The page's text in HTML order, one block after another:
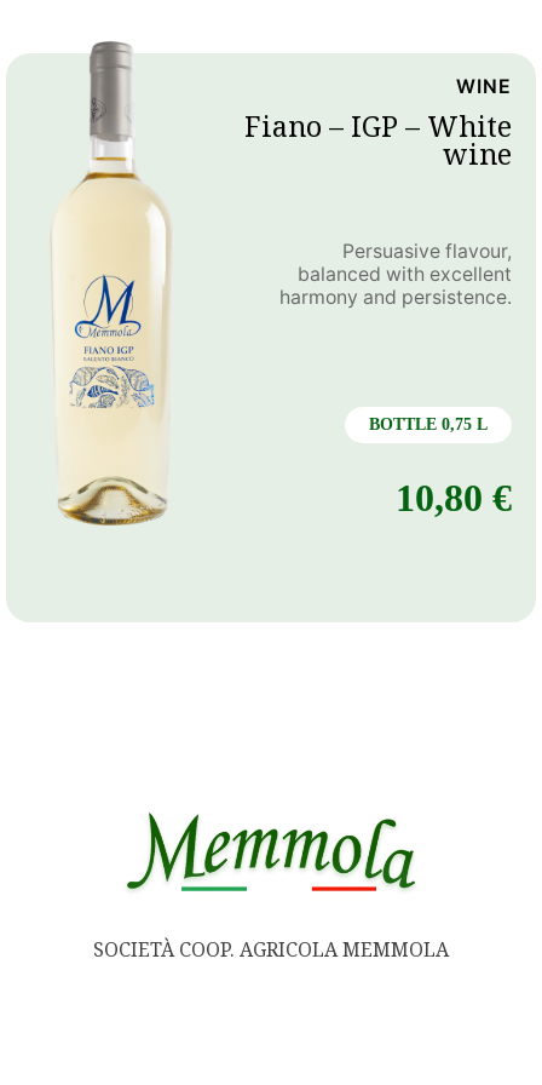
WINE
Fiano – IGP – White
wine
Persuasive flavour,
balanced with excellent
harmony and persistence.
BOTTLE 0,75 L
10,80 €
SOCIETÀ COOP. AGRICOLA MEMMOLA